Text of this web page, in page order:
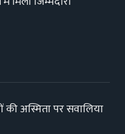
की अस्मिता पर सवालिया